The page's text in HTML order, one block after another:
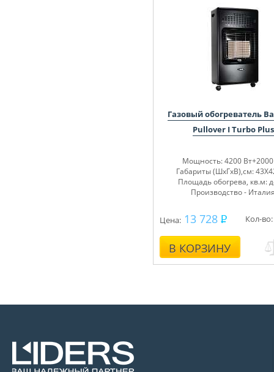
Газовый обогреватель
Pullover I Turbo Plus
Мощность: 4200
Габариты (ШхГхВ),см:
Площадь обогрева, кв.м:
Производство -
Цена: 13 728
В КОРЗИНУ
Кол-во: